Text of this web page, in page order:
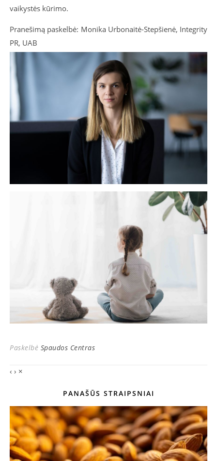
vaikystės kūrimo.
Pranešimą paskelbė: Monika Urbonaitė-Stepšienė, Integrity
PR, UAB
Paskelbė Spaudos Centras
‹ › ×
PANAŠŪS STRAIPSNIAI